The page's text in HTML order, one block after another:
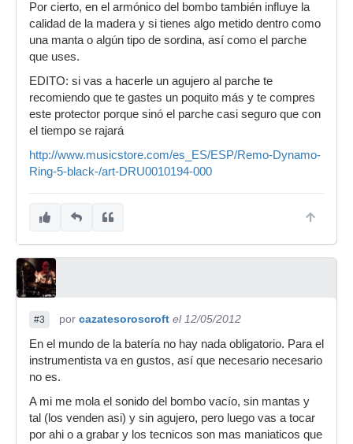
Por cierto, en el armónico del bombo también influye la
calidad de la madera y si tienes algo metido dentro como
una manta o algún tipo de sordina, así como el parche
que uses.
EDITO: si vas a hacerle un agujero al parche te
recomiendo que te gastes un poquito más y te compres
este protector porque sinó el parche casi seguro que con
el tiempo se rajará
http://www.musicstore.com/es_ES/ESP/Remo-Dynamo-
Ring-5-black-/art-DRU0010194-000
#3 por cazatesoroscroft el 12/05/2012
En el mundo de la batería no hay nada obligatorio. Para el
instrumentista va en gustos, así que necesario necesario
no es.
A mi me mola el sonido del bombo vacío, sin mantas y
tal (los venden asi) y sin agujero, pero luego vas a tocar
por ahi o a grabar y los tecnicos son mas maniaticos que